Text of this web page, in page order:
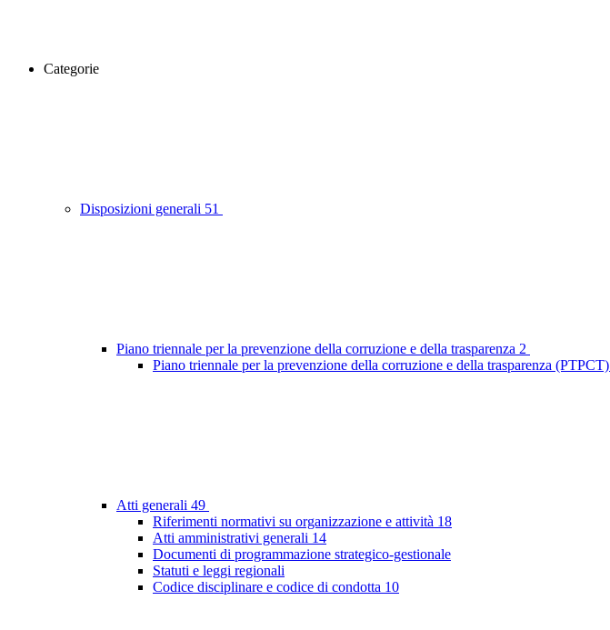
Categorie
Disposizioni generali 51
Piano triennale per la prevenzione della corruzione e della trasparenza 2
Piano triennale per la prevenzione della corruzione e della trasparenza (PTPCT)
Atti generali 49
Riferimenti normativi su organizzazione e attività 18
Atti amministrativi generali 14
Documenti di programmazione strategico-gestionale
Statuti e leggi regionali
Codice disciplinare e codice di condotta 10